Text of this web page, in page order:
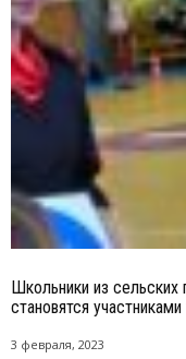
Школьники из
становятся
3 февраля, 2023